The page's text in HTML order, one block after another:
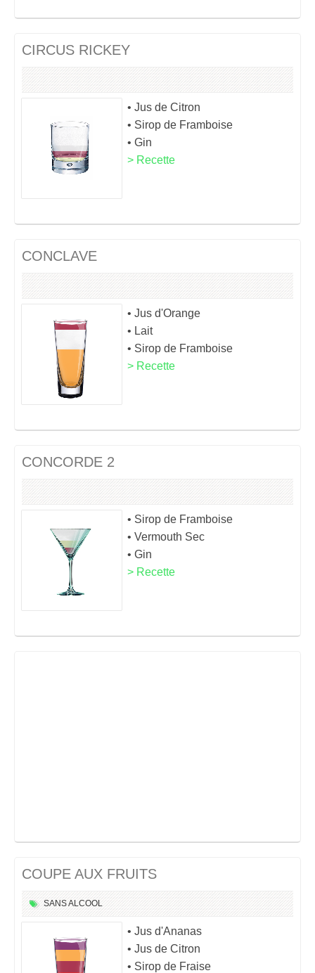
CIRCUS RICKEY
• Jus de Citron
• Sirop de Framboise
• Gin
> Recette
CONCLAVE
• Jus d'Orange
• Lait
• Sirop de Framboise
> Recette
CONCORDE 2
• Sirop de Framboise
• Vermouth Sec
• Gin
> Recette
COUPE AUX FRUITS
SANS ALCOOL
• Jus d'Ananas
• Jus de Citron
• Sirop de Fraise